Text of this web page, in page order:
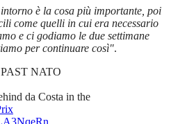
è la cosa più importante, poi
come quelli in cui era necessario
e ci godiamo le due settimane
per continuare così".
NATO
da Costa in the